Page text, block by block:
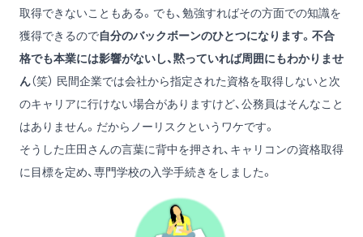
取得できないこともある。でも、勉強すればその方面での知識を
獲得できるので自分のバックボーンのひとつになります。不合
格でも本業には影響がないし、黙っていれば周囲にもわかりませ
ん（笑） 民間企業では会社から指定された資格を取得しないと次
のキャリアに行けない場合がありますけど、公務員はそんなこと
はありません。だからノーリスクというワケです。
そうした庄田さんの言葉に背中を押され、キャリコンの資格取得
に目標を定め、専門学校の入学手続きをしました。